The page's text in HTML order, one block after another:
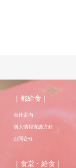
｜都給食｜
会社案内
個人情報保護方針
お問合せ
｜食堂・給食｜